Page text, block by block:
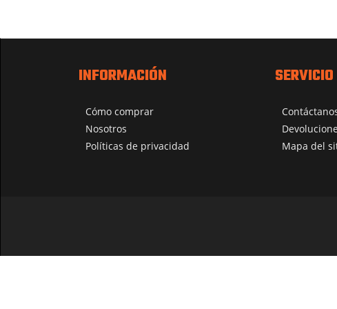
INFORMACIÓN
Cómo comprar
Nosotros
Políticas de privacidad
Mapa del